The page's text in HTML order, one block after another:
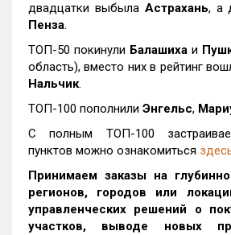
двадцатки выбыла Астрахань, а
Пенза.
ТОП-50 покинули Балашиха и
область), вместо них в рейтинг
Нальчик.
ТОП-100 пополнили Энгельс,
С полным ТОП-100
пунктов можно ознакомиться
Принимаем заказы на
регионов, городов или
управленческих решений о
участков, выводе новых